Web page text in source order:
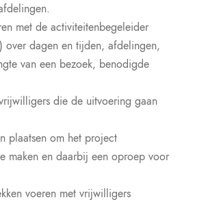
met de activiteitenbegeleider
over dagen en tijden, afdelingen,
van een bezoek, benodigde
die de uitvoering gaan
plaatsen om het project
maken en daarbij een oproep voor
voeren met vrijwilligers